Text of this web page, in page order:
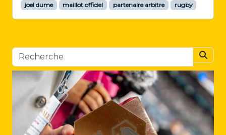
joel dume
maillot officiel partenaire arbitre rugby